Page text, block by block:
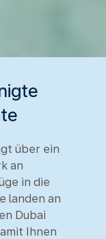
über ein
an
in die
landen an
Dubai
Ihnen